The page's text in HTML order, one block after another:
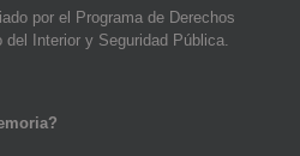
por el Programa de Derechos
Interior y Seguridad Pública.